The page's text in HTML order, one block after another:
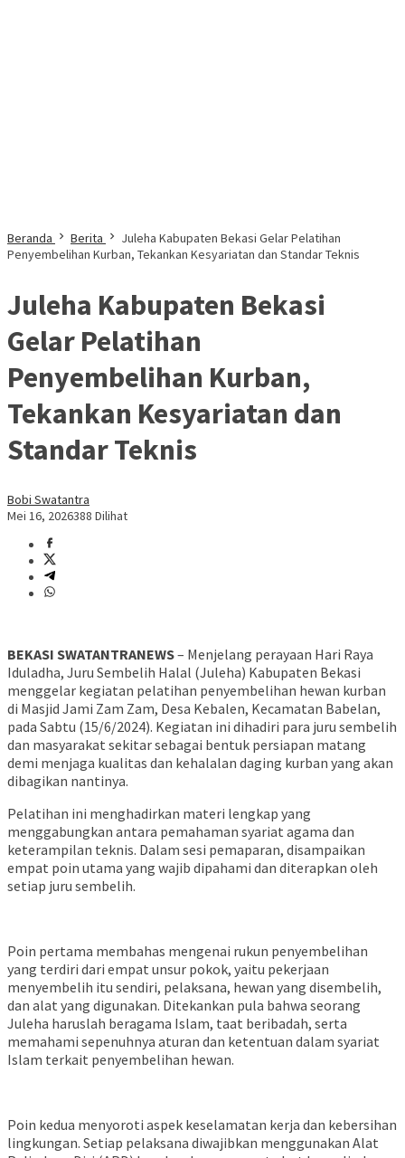
Beranda Berita
Juleha Kabupaten Bekasi Gelar Pelatihan
Penyembelihan Kurban, Tekankan Kesyariatan dan Standar Teknis
Juleha Kabupaten Bekasi
Gelar Pelatihan
Penyembelihan Kurban,
Tekankan Kesyariatan dan
Standar Teknis
Bobi Swatantra
Mei 16, 2026388 Dilihat
BEKASI SWATANTRANEWS– Menjelang perayaan Hari Raya
Iduladha, Juru Sembelih Halal (Juleha) Kabupaten Bekasi
menggelar kegiatan pelatihan penyembelihan hewan kurban
di Masjid Jami Zam Zam, Desa Kebalen, Kecamatan Babelan,
pada Sabtu (15/6/2024). Kegiatan ini dihadiri para juru sembelih
dan masyarakat sekitar sebagai bentuk persiapan matang
demi menjaga kualitas dan kehalalan daging kurban yang akan
dibagikan nantinya.
Pelatihan ini menghadirkan materi lengkap yang
menggabungkan antara pemahaman syariat agama dan
keterampilan teknis. Dalam sesi pemaparan, disampaikan
empat poin utama yang wajib dipahami dan diterapkan oleh
setiap juru sembelih.
Poin pertama membahas mengenai rukun penyembelihan
yang terdiri dari empat unsur pokok, yaitu pekerjaan
menyembelih itu sendiri, pelaksana, hewan yang disembelih,
dan alat yang digunakan. Ditekankan pula bahwa seorang
Juleha haruslah beragama Islam, taat beribadah, serta
memahami sepenuhnya aturan dan ketentuan dalam syariat
Islam terkait penyembelihan hewan.
Poin kedua menyoroti aspek keselamatan kerja dan kebersihan
lingkungan. Setiap pelaksana diwajibkan menggunakan Alat